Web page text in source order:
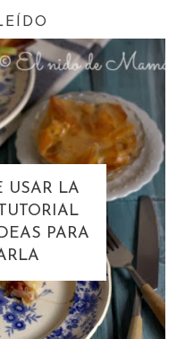
USAR LA
PARA